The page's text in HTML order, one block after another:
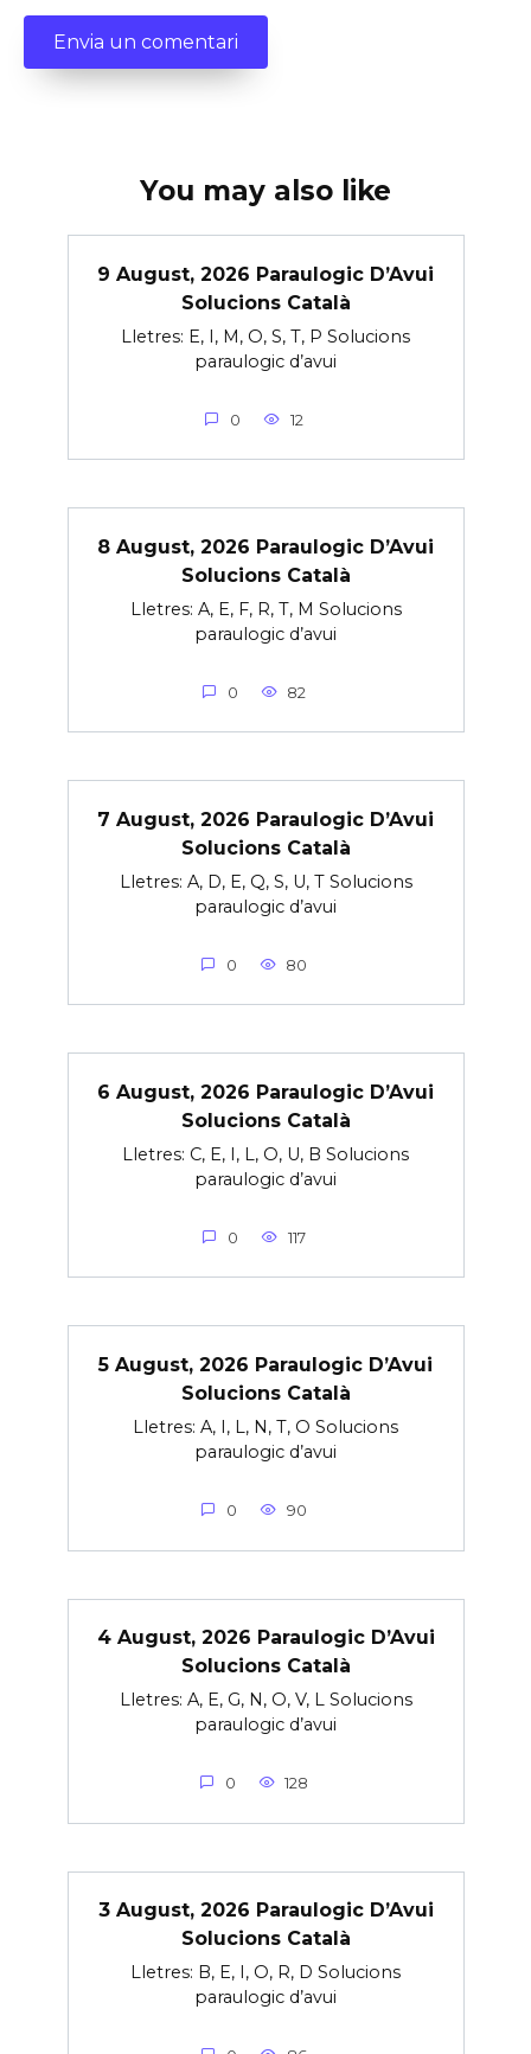
You may also like
9 August, 2026 Paraulogic D’Avui
Solucions Català
Lletres: E, I, M, O, S, T, P Solucions
paraulogic d’avui
0 12
8 August, 2026 Paraulogic D’Avui
Solucions Català
Lletres: A, E, F, R, T, M Solucions
paraulogic d’avui
0 82
7 August, 2026 Paraulogic D’Avui
Solucions Català
Lletres: A, D, E, Q, S, U, T Solucions
paraulogic d’avui
0 80
6 August, 2026 Paraulogic D’Avui
Solucions Català
Lletres: C, E, I, L, O, U, B Solucions
paraulogic d’avui
0 117
5 August, 2026 Paraulogic D’Avui
Solucions Català
Lletres: A, I, L, N, T, O Solucions
paraulogic d’avui
0 90
4 August, 2026 Paraulogic D’Avui
Solucions Català
Lletres: A, E, G, N, O, V, L Solucions
paraulogic d’avui
0 128
3 August, 2026 Paraulogic D’Avui
Solucions Català
Lletres: B, E, I, O, R, D Solucions
paraulogic d’avui